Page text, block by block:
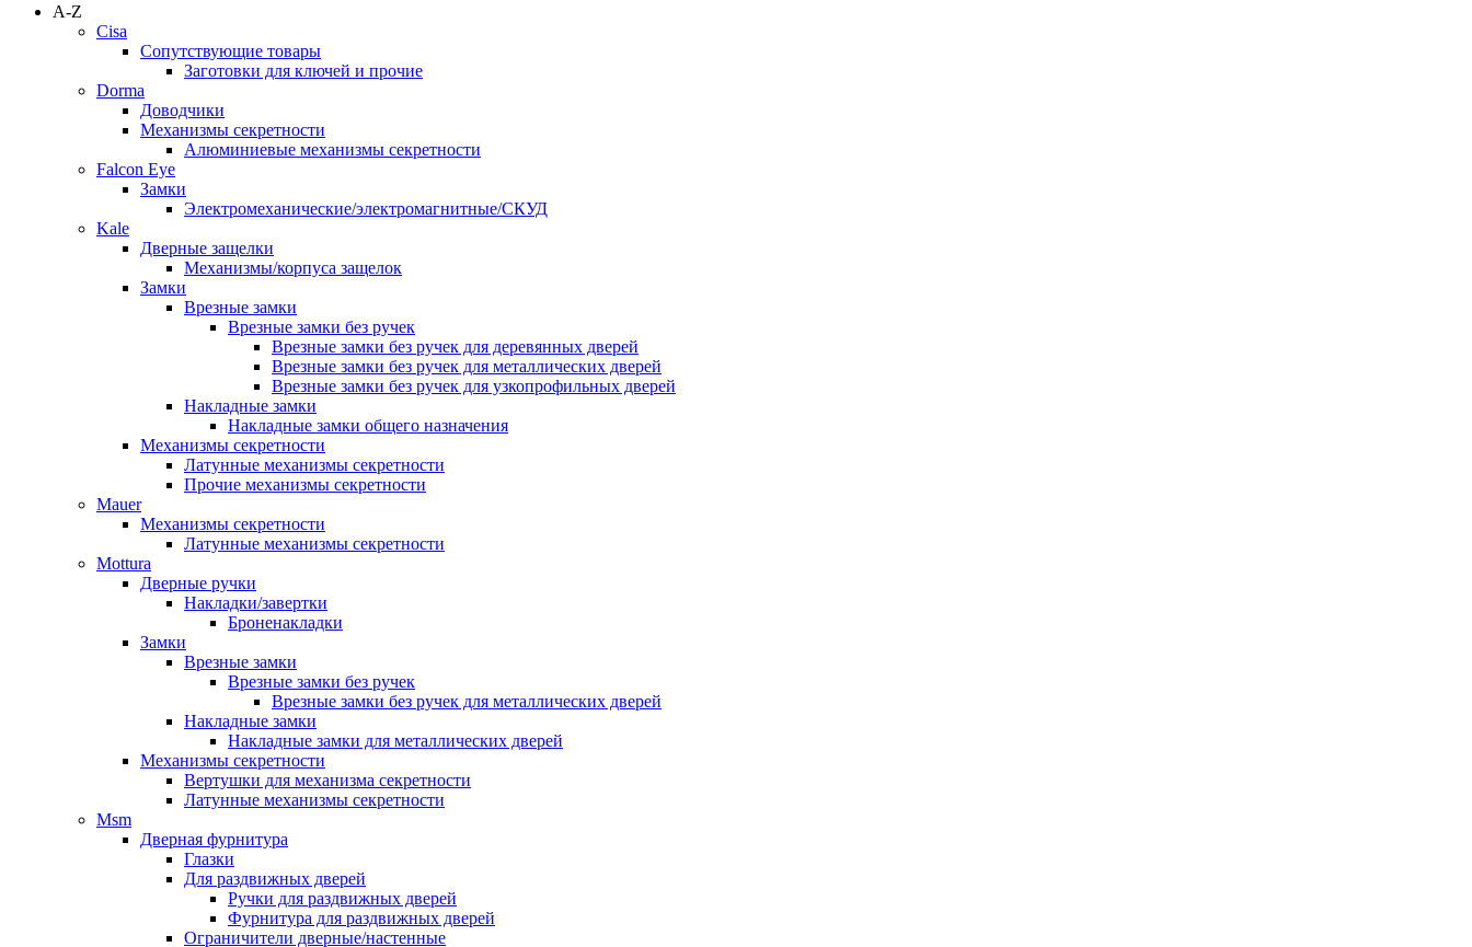
A-Z
Cisa
Сопутствующие товары
Заготовки для ключей и прочие
Dorma
Доводчики
Механизмы секретности
Алюминиевые механизмы секретности
Falcon Eye
Замки
Электромеханические/электромагнитные/СКУД
Kale
Дверные защелки
Механизмы/корпуса защелок
Замки
Врезные замки
Врезные замки без ручек
Врезные замки без ручек для деревянных дверей
Врезные замки без ручек для металлических дверей
Врезные замки без ручек для узкопрофильных дверей
Накладные замки
Накладные замки общего назначения
Механизмы секретности
Латунные механизмы секретности
Прочие механизмы секретности
Mauer
Механизмы секретности
Латунные механизмы секретности
Mottura
Дверные ручки
Накладки/завертки
Броненакладки
Замки
Врезные замки
Врезные замки без ручек
Врезные замки без ручек для металлических дверей
Накладные замки
Накладные замки для металлических дверей
Механизмы секретности
Вертушки для механизма секретности
Латунные механизмы секретности
Msm
Дверная фурнитура
Глазки
Для раздвижных дверей
Ручки для раздвижных дверей
Фурнитура для раздвижных дверей
Ограничители дверные/настенные